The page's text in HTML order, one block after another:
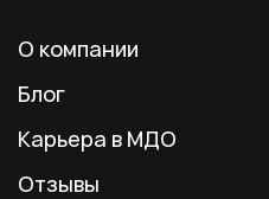
О компании
Блог
Карьера в МДО
Отзывы